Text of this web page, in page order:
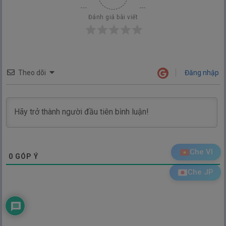
Che JP
Che VI
Đánh giá bài viết
Theo dõi Đăng nhập
0 GÓP Ý